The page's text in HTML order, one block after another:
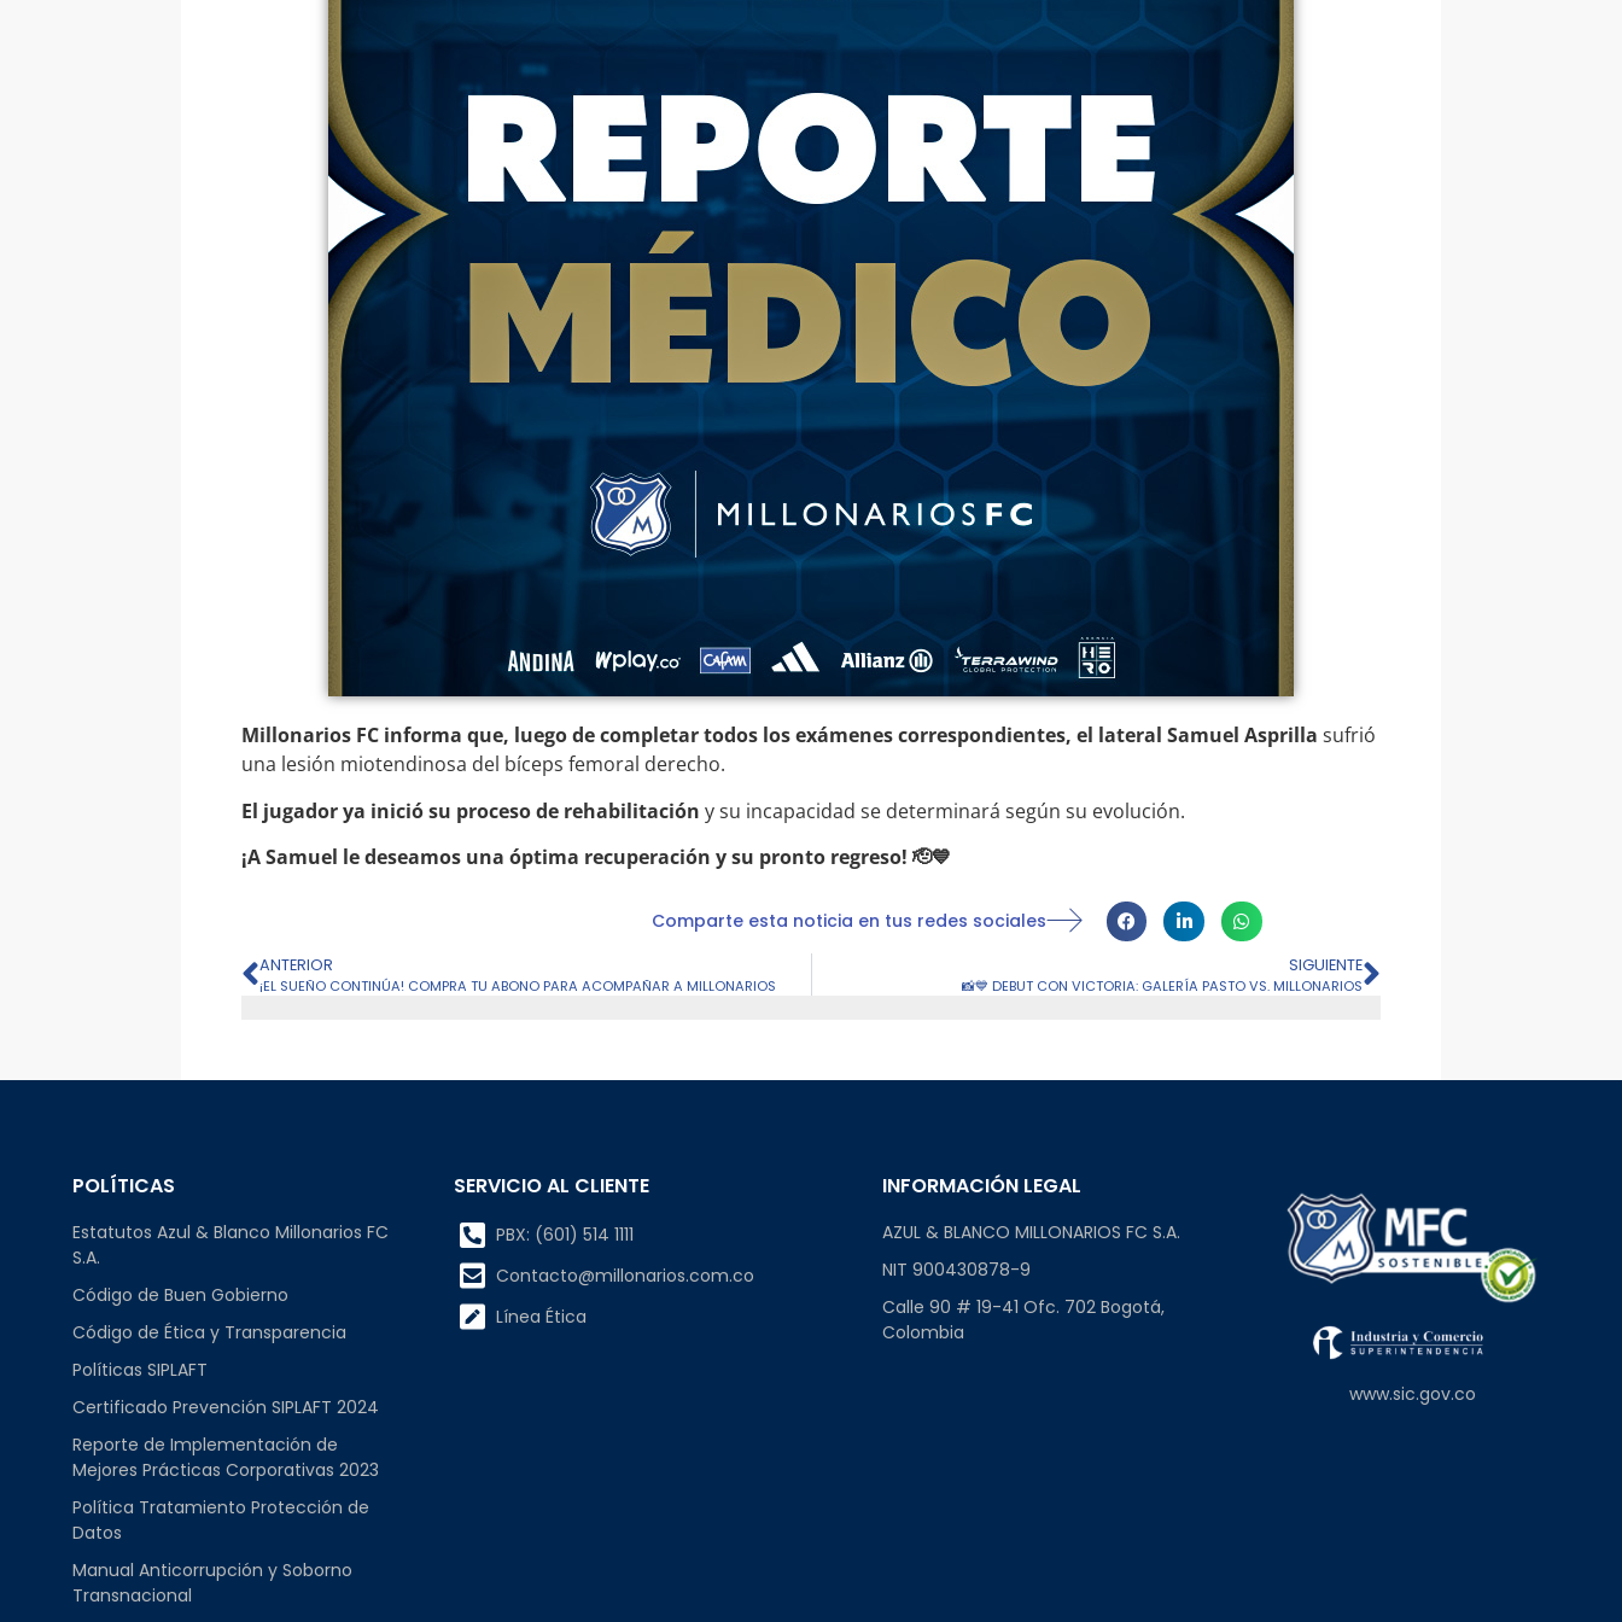
Millonarios FC informa que, luego de completar todos los exámenes correspondientes, el lateral Samuel Asprilla sufrió
una lesión miotendinosa del bíceps femoral derecho.
El jugador ya inició su proceso de rehabilitación y su incapacidad se determinará según su evolución.
¡A Samuel le deseamos una óptima recuperación y su pronto regreso! 🫡💙
Comparte esta noticia en tus redes sociales
ANTERIOR
¡EL SUEÑO CONTINÚA! COMPRA TU ABONO PARA ACOMPAÑAR A MILLONARIOS
SIGUIENTE
📸💙 DEBUT CON VICTORIA: GALERÍA PASTO VS. MILLONARIOS
POLÍTICAS
Estatutos Azul & Blanco Millonarios FC
S.A.
Código de Buen Gobierno
Código de Ética y Transparencia
Políticas SIPLAFT
Certificado Prevención SIPLAFT 2024
Reporte de Implementación de
Mejores Prácticas Corporativas 2023
Política Tratamiento Protección de
Datos
Manual Anticorrupción y Soborno
Transnacional
SERVICIO AL CLIENTE
PBX: (601) 514 1111
Contacto@millonarios.com.co
Línea Ética
INFORMACIÓN LEGAL
AZUL & BLANCO MILLONARIOS FC S.A.
NIT 900430878-9
Calle 90 # 19-41 Ofc. 702 Bogotá,
Colombia
www.sic.gov.co